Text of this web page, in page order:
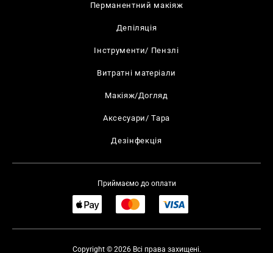
Перманентний макіяж
Депіляція
Інструменти/ Пензлі
Витратні матеріали
Макіяж/Догляд
Аксесуари/ Тара
Дезінфекція
Приймаємо до оплати
Copyright © 2026 Всі права захищені.